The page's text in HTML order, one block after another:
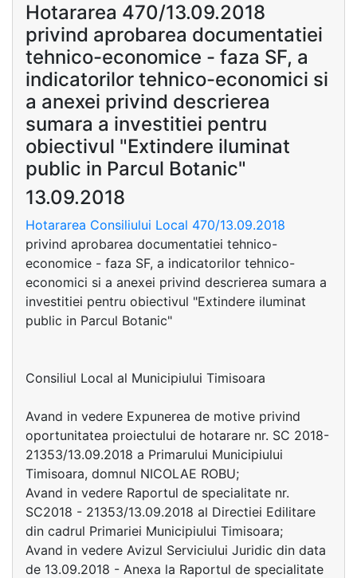
Hotararea 470/13.09.2018
privind aprobarea documentatiei
tehnico-economice - faza SF, a
indicatorilor tehnico-economici si
a anexei privind descrierea
sumara a investitiei pentru
obiectivul "Extindere iluminat
public in Parcul Botanic"
13.09.2018
Hotararea Consiliului Local 470/13.09.2018
privind aprobarea documentatiei tehnico-
economice - faza SF, a indicatorilor tehnico-
economici si a anexei privind descrierea sumara a
investitiei pentru obiectivul "Extindere iluminat
public in Parcul Botanic"
Consiliul Local al Municipiului Timisoara
Avand in vedere Expunerea de motive privind
oportunitatea proiectului de hotarare nr. SC 2018-
21353/13.09.2018 a Primarului Municipiului
Timisoara, domnul NICOLAE ROBU;
Avand in vedere Raportul de specialitate nr.
SC2018 - 21353/13.09.2018 al Directiei Edilitare
din cadrul Primariei Municipiului Timisoara;
Avand in vedere Avizul Serviciului Juridic din data
de 13.09.2018 - Anexa la Raportul de specialitate